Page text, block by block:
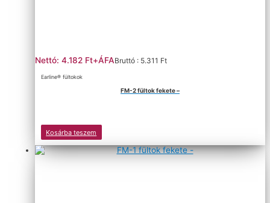
Nettó: 4.182 Ft+ÁFABruttó : 5.311 Ft
Earline® fültokok
FM-2 fültok fekete –
Kosárba teszem